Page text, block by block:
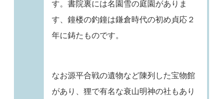
す。書院裏には名園雪の庭園がありま
す、鐘楼の釣鐘は鎌倉時代の初め貞応２
年に鋳たものです。
なお源平合戦の遺物など陳列した宝物館
があり、狸で有名な衰山明神の社もあり